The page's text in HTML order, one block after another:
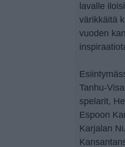
lavalle
värikkäitä
vuoden
Tanhu-
spelarit,
Espoon
Karjalan